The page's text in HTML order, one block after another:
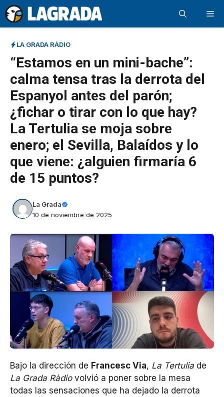
Saltar
al
contenido
LA GRADA RÀDIO
“Estamos en un mini-bache”:
calma tensa tras la derrota del
Espanyol antes del parón;
¿fichar o tirar con lo que hay?
La Tertulia se moja sobre
enero; el Sevilla, Balaídos y lo
que viene: ¿alguien firmaría 6
de 15 puntos?
La Grada
10 de noviembre de 2025
Bajo la dirección de Francesc Via, La Tertulia de
La Grada Ràdiovolvió a poner sobre la mesa
todas las sensaciones que ha dejado la derrota